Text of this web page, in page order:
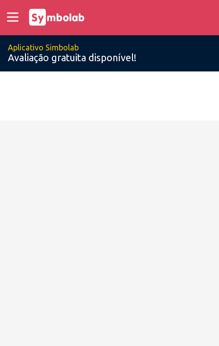
Aplicativo Simbolab
Avaliação gratuita disponível!